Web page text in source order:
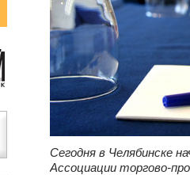
Сегодня в Челябинске
Ассоциации торгово-